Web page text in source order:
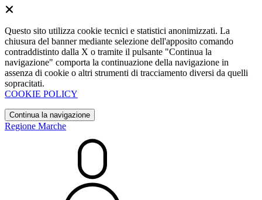
Questo sito utilizza cookie tecnici e statistici anonimizzati. La
chiusura del banner mediante selezione dell'apposito comando
contraddistinto dalla X o tramite il pulsante "Continua la
navigazione" comporta la continuazione della navigazione in
assenza di cookie o altri strumenti di tracciamento diversi da quelli
sopracitati.
COOKIE POLICY
Continua la navigazione
Regione Marche